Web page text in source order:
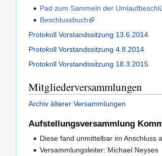
Pad zum Sammeln der
Beschlussbuch
Protokoll Vorstandssitzung 13.6.2014
Protokoll Vorstandssitzung 4.8.2014
Protokoll Vorstandssitzung 18.3.2015
Mitgliederversammlungen
Archiv älterer Versammlungen
Aufstellungsversammlung
Diese fand unmittelbar im Anschluss
Versammlungsleiter: Michael Neyses